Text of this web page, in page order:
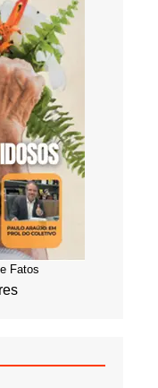
Fatos